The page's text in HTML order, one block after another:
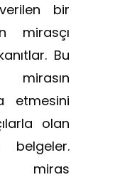
bir
mirasçı
Bu
etmesini
olan
miras